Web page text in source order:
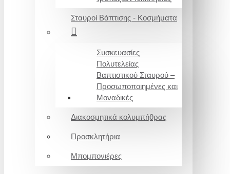
Σταυροί Βάπτισης - Κοσμήματα
Συσκευασίες
Πολυτελείας
Βαπτιστικού Σταυρού –
Προσωποποιημένες και
Μοναδικές
Διακοσμητικά κολυμπήθρας
Προσκλητήρια
Μπομπονιέρες